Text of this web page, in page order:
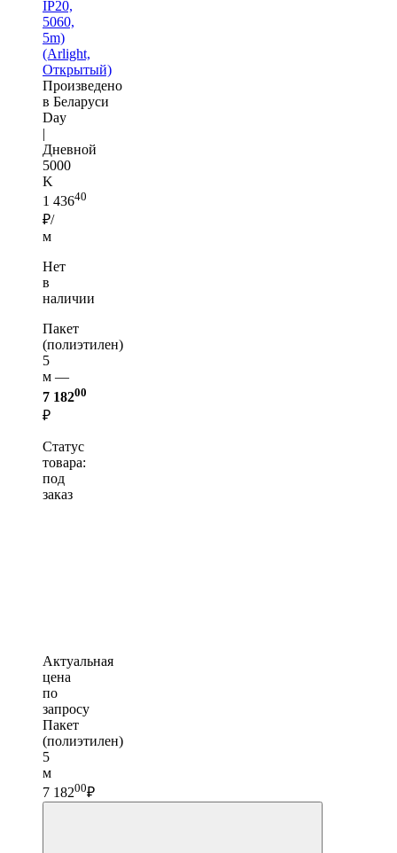
IP20,
5060,
5m)
(Arlight,
Открытый)
Произведено
в Беларуси
Day
|
Дневной
5000
K
1 43640
₽/
м
Нет
в
наличии
Пакет
(полиэтилен)
5
м —
7 18200
₽
Статус
товара:
под
заказ
Актуальная
цена
по
запросу
Пакет
(полиэтилен)
5
м
7 18200₽